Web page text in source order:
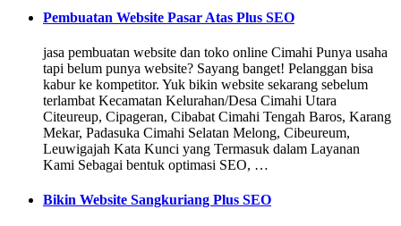
Pembuatan Website Pasar Atas Plus SEO
jasa pembuatan website dan toko online Cimahi Punya usaha
tapi belum punya website? Sayang banget! Pelanggan bisa
kabur ke kompetitor. Yuk bikin website sekarang sebelum
terlambat Kecamatan Kelurahan/Desa Cimahi Utara
Citeureup, Cipageran, Cibabat Cimahi Tengah Baros, Karang
Mekar, Padasuka Cimahi Selatan Melong, Cibeureum,
Leuwigajah Kata Kunci yang Termasuk dalam Layanan
Kami Sebagai bentuk optimasi SEO, …
Bikin Website Sangkuriang Plus SEO